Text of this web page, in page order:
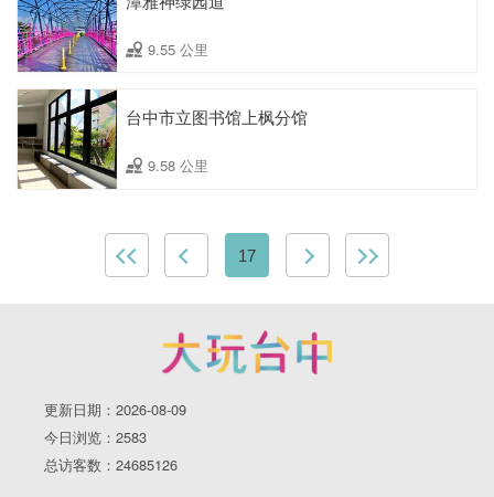
9.55 公里
台中市立图书馆上枫分馆
9.58 公里
17
更新日期：2026-08-09
今日浏览：2583
总访客数：24685126